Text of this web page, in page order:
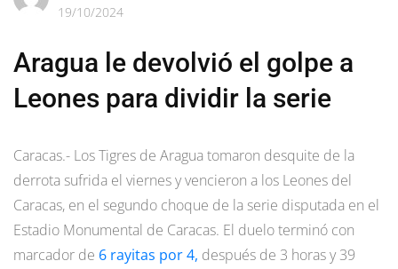
19/10/2024
Aragua le devolvió el golpe a
Leones para dividir la serie
Caracas.- Los Tigres de Aragua tomaron desquite de la
derrota sufrida el viernes y vencieron a los Leones del
Caracas, en el segundo choque de la serie disputada en el
Estadio Monumental de Caracas. El duelo terminó con
marcador de 6 rayitas por 4, después de 3 horas y 39